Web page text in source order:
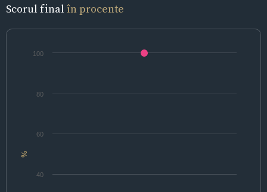
Scorul final în procente
%
40
60
80
100